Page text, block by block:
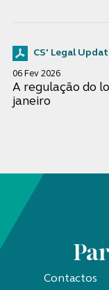
CS' Legal
06 Fev 2026
A regulação do
janeiro
Contactos